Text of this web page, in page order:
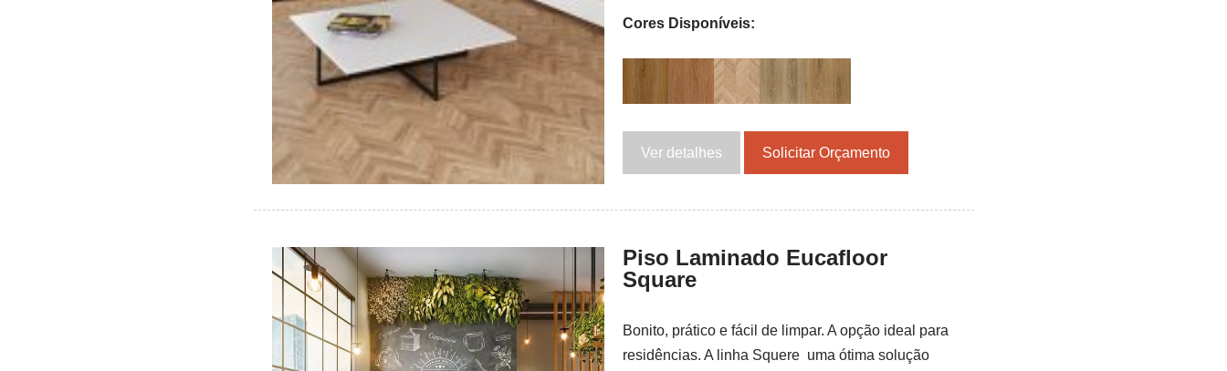
Cores Disponíveis:
Ver detalhes Solicitar Orçamento
Piso Laminado Eucafloor
Square
Bonito, prático e fácil de limpar. A opção ideal para
residências. A linha Squere uma ótima solução